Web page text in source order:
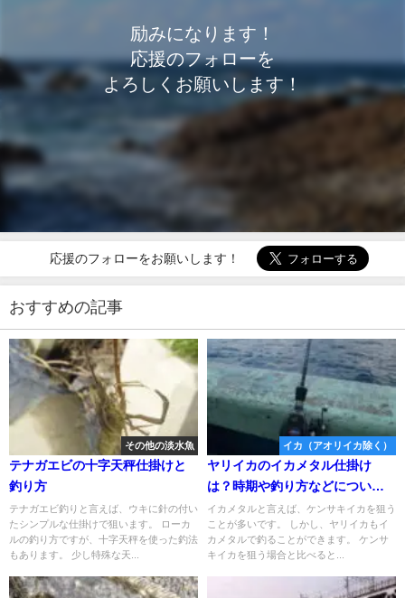
励みになります！
応援のフォローを
よろしくお願いします！
応援のフォローをお願いします！
おすすめの記事
その他の淡水魚
テナガエビの十字天秤仕掛けと
釣り方
テナガエビ釣りと言えば、ウキに針の付い
たシンプルな仕掛けで狙います。 ローカ
ルの釣り方ですが、十字天秤を使った釣法
もあります。 少し特殊な天...
イカ（アオリイカ除く）
ヤリイカのイカメタル仕掛け
は？時期や釣り方などについて
解説
イカメタルと言えば、ケンサキイカを狙う
ことが多いです。 しかし、ヤリイカもイ
カメタルで釣ることができます。 ケンサ
キイカを狙う場合と比べると...